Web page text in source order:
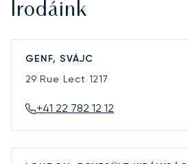
Irodáink
GENF, SVÁJC
29 Rue Lect 1217
+41 22 782 12 12